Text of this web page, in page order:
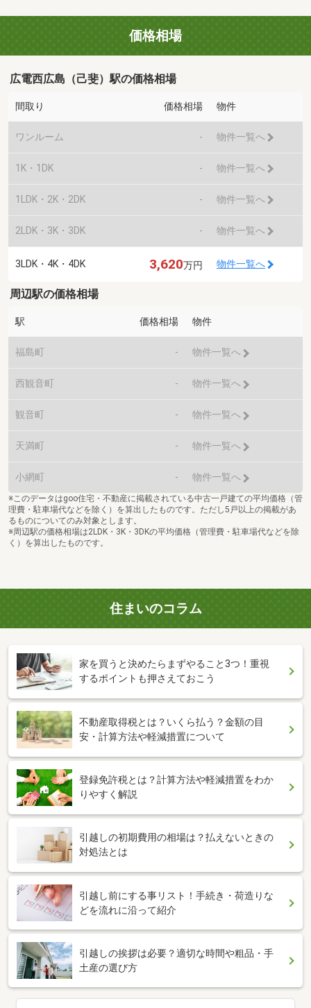
価格相場
広電西広島（己斐）駅の価格相場
間取り 価格相場 物件
ワンルーム - 物件一覧へ
1K・1DK - 物件一覧へ
1LDK・2K・2DK - 物件一覧へ
2LDK・3K・3DK - 物件一覧へ
3LDK・4K・4DK 3,620万円 物件一覧へ
周辺駅の価格相場
駅 価格相場 物件
福島町 - 物件一覧へ
西観音町 - 物件一覧へ
観音町 - 物件一覧へ
天満町 - 物件一覧へ
小網町 - 物件一覧へ
※このデータはgoo住宅・不動産に掲載されている中古一戸建ての平均価格（管
理費・駐車場代などを除く）を算出したものです。ただし5戸以上の掲載があ
るものについてのみ対象とします。
※周辺駅の価格相場は2LDK・3K・3DKの平均価格（管理費・駐車場代などを除
く）を算出したものです。
住まいのコラム
家を買うと決めたらまずやること3つ！重視
するポイントも押さえておこう
不動産取得税とは？いくら払う？金額の目
安・計算方法や軽減措置について
登録免許税とは？計算方法や軽減措置をわか
りやすく解説
引越しの初期費用の相場は？払えないときの
対処法とは
引越し前にする事リスト！手続き・荷造りな
どを流れに沿って紹介
引越しの挨拶は必要？適切な時間や粗品・手
土産の選び方